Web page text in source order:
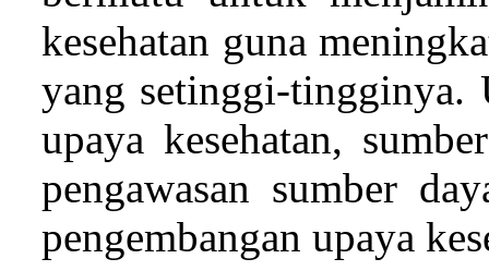
kesehatan guna
yang setinggi-tingginya.
upaya kesehatan,
pengawasan sumber
pengembangan upaya